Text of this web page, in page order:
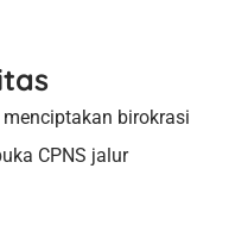
birokrasi
CPNS jalur